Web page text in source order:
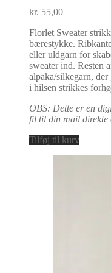
kr. 55,00
Florlet Sweater
bærestykke.
eller uldgarn for
sweater ind. Resten
alpaka/silkegarn,
i hilsen strikkes
OBS: Dette er en
fil til din mail direkte
Tilføj til kurv